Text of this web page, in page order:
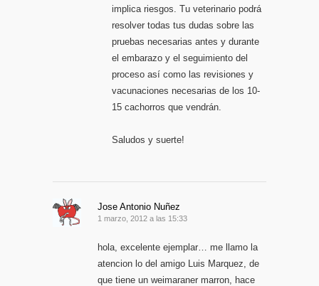
implica riesgos. Tu veterinario podrá
resolver todas tus dudas sobre las
pruebas necesarias antes y durante
el embarazo y el seguimiento del
proceso así como las revisiones y
vacunaciones necesarias de los 10-
15 cachorros que vendrán.
Saludos y suerte!
Jose Antonio Nuñez
1 marzo, 2012 a las 15:33
hola, excelente ejemplar… me llamo la
atencion lo del amigo Luis Marquez, de
que tiene un weimaraner marron, hace